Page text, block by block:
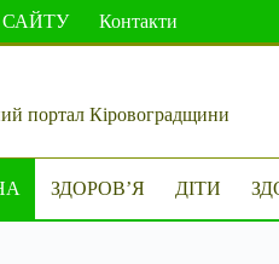
Контакти
портал Кіровоградщини
ЗДОРОВ’Я ДІТИ